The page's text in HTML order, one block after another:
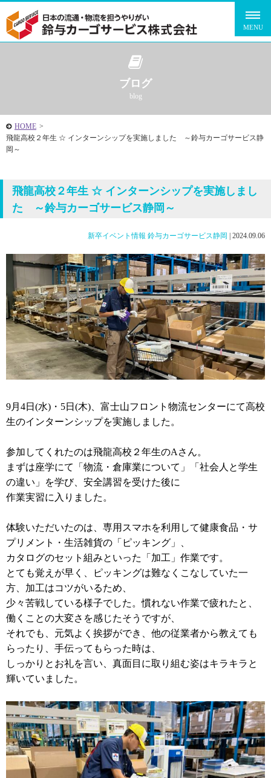
ブログ
blog
HOME >
飛龍高校２年生 ☆ インターンシップを実施しました ～鈴与カーゴサービス静
岡～
飛龍高校２年生 ☆ インターンシップを実施しまし
た ～鈴与カーゴサービス静岡～
新卒イベント情報 鈴与カーゴサービス静岡 2024.09.06
9月4日(水)・5日(木)、富士山フロント物流センターにて高校
生のインターンシップを実施しました。
参加してくれたのは飛龍高校２年生のAさん。
まずは座学にて「物流・倉庫業について」「社会人と学生
の違い」を学び、安全講習を受けた後に
作業実習に入りました。
体験いただいたのは、専用スマホを利用して健康食品・サ
プリメント・生活雑貨の「ピッキング」、
カタログのセット組みといった「加工」作業です。
とても覚えが早く、ピッキングは難なくこなしていた一
方、加工はコツがいるため、
少々苦戦している様子でした。慣れない作業で疲れたと、
働くことの大変さを感じたそうですが、
それでも、元気よく挨拶ができ、他の従業者から教えても
らったり、手伝ってもらった時は、
しっかりとお礼を言い、真面目に取り組む姿はキラキラと
輝いていました。